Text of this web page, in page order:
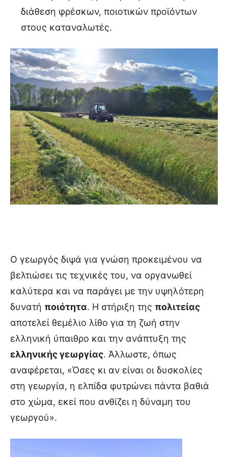
διάθεση φρέσκων, ποιοτικών προϊόντων
στους καταναλωτές.
Ο γεωργός διψά για γνώση προκειμένου να
βελτιώσει τις τεχνικές του, να οργανωθεί
καλύτερα και να παράγει με την υψηλότερη
δυνατή ποιότητα. Η στήριξη της πολιτείας
αποτελεί θεμέλιο λίθο για τη ζωή στην
ελληνική ύπαιθρο και την ανάπτυξη της
ελληνικής γεωργίας. Άλλωστε, όπως
αναφέρεται, «Όσες κι αν είναι οι δυσκολίες
στη γεωργία, η ελπίδα φυτρώνει πάντα βαθιά
στο χώμα, εκεί που ανθίζει η δύναμη του
γεωργού».